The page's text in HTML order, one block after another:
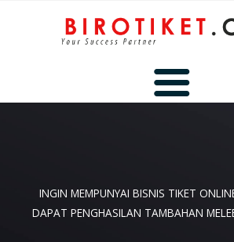
TENTANG
INGIN MEMPUNYAI BISNIS TIKET
DAPAT PENGHASILAN TAMBAHAN